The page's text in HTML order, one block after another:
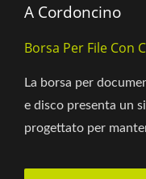
A Cordoncino
Borsa Per File Con
La borsa per
e disco presenta un
progettato per